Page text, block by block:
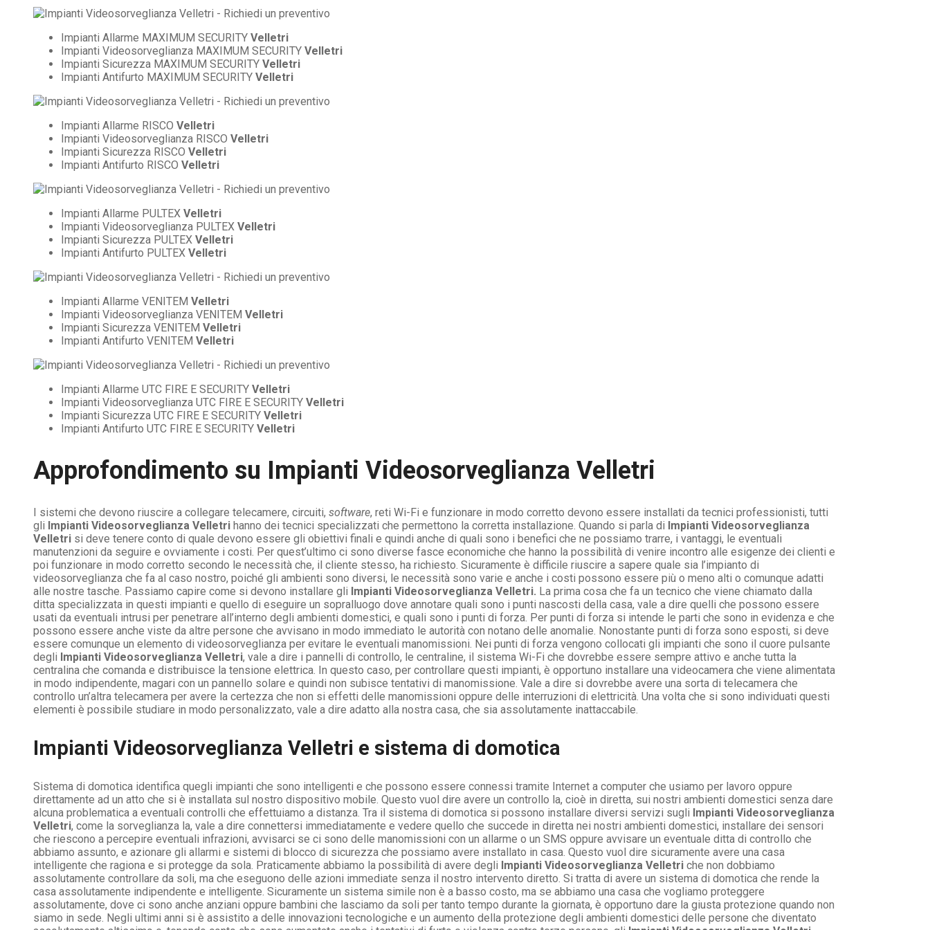
Impianti Allarme MAXIMUM SECURITY Velletri
Impianti Videosorveglianza MAXIMUM SECURITY Velletri
Impianti Sicurezza MAXIMUM SECURITY Velletri
Impianti Antifurto MAXIMUM SECURITY Velletri
Impianti Allarme RISCO Velletri
Impianti Videosorveglianza RISCO Velletri
Impianti Sicurezza RISCO Velletri
Impianti Antifurto RISCO Velletri
Impianti Allarme PULTEX Velletri
Impianti Videosorveglianza PULTEX Velletri
Impianti Sicurezza PULTEX Velletri
Impianti Antifurto PULTEX Velletri
Impianti Allarme VENITEM Velletri
Impianti Videosorveglianza VENITEM Velletri
Impianti Sicurezza VENITEM Velletri
Impianti Antifurto VENITEM Velletri
Impianti Allarme UTC FIRE E SECURITY Velletri
Impianti Videosorveglianza UTC FIRE E SECURITY Velletri
Impianti Sicurezza UTC FIRE E SECURITY Velletri
Impianti Antifurto UTC FIRE E SECURITY Velletri
Approfondimento su Impianti Videosorveglianza Velletri
I sistemi che devono riuscire a collegare telecamere, circuiti, software, reti Wi-Fi e funzionare in modo corretto devono essere installati da tecnici professionisti, tutti
gli Impianti Videosorveglianza Velletri hanno dei tecnici specializzati che permettono la corretta installazione. Quando si parla di Impianti Videosorveglianza
Velletri si deve tenere conto di quale devono essere gli obiettivi finali e quindi anche di quali sono i benefici che ne possiamo trarre, i vantaggi, le eventuali
manutenzioni da seguire e ovviamente i costi. Per quest’ultimo ci sono diverse fasce economiche che hanno la possibilità di venire incontro alle esigenze dei clienti e
poi funzionare in modo corretto secondo le necessità che, il cliente stesso, ha richiesto. Sicuramente è difficile riuscire a sapere quale sia l’impianto di
videosorveglianza che fa al caso nostro, poiché gli ambienti sono diversi, le necessità sono varie e anche i costi possono essere più o meno alti o comunque adatti
alle nostre tasche. Passiamo capire come si devono installare gli Impianti Videosorveglianza Velletri. La prima cosa che fa un tecnico che viene chiamato dalla
ditta specializzata in questi impianti e quello di eseguire un sopralluogo dove annotare quali sono i punti nascosti della casa, vale a dire quelli che possono essere
usati da eventuali intrusi per penetrare all’interno degli ambienti domestici, e quali sono i punti di forza. Per punti di forza si intende le parti che sono in evidenza e che
possono essere anche viste da altre persone che avvisano in modo immediato le autorità con notano delle anomalie. Nonostante punti di forza sono esposti, si deve
essere comunque un elemento di videosorveglianza per evitare le eventuali manomissioni. Nei punti di forza vengono collocati gli impianti che sono il cuore pulsante
degli Impianti Videosorveglianza Velletri, vale a dire i pannelli di controllo, le centraline, il sistema Wi-Fi che dovrebbe essere sempre attivo e anche tutta la
centralina che comanda e distribuisce la tensione elettrica. In questo caso, per controllare questi impianti, è opportuno installare una videocamera che viene alimentata
in modo indipendente, magari con un pannello solare e quindi non subisce tentativi di manomissione. Vale a dire si dovrebbe avere una sorta di telecamera che
controllo un’altra telecamera per avere la certezza che non si effetti delle manomissioni oppure delle interruzioni di elettricità. Una volta che si sono individuati questi
elementi è possibile studiare in modo personalizzato, vale a dire adatto alla nostra casa, che sia assolutamente inattaccabile.
Impianti Videosorveglianza Velletri e sistema di domotica
Sistema di domotica identifica quegli impianti che sono intelligenti e che possono essere connessi tramite Internet a computer che usiamo per lavoro oppure
direttamente ad un atto che si è installata sul nostro dispositivo mobile. Questo vuol dire avere un controllo la, cioè in diretta, sui nostri ambienti domestici senza dare
alcuna problematica a eventuali controlli che effettuiamo a distanza. Tra il sistema di domotica si possono installare diversi servizi sugli Impianti Videosorveglianza
Velletri, come la sorveglianza la, vale a dire connettersi immediatamente e vedere quello che succede in diretta nei nostri ambienti domestici, installare dei sensori
che riescono a percepire eventuali infrazioni, avvisarci se ci sono delle manomissioni con un allarme o un SMS oppure avvisare un eventuale ditta di controllo che
abbiamo assunto, e azionare gli allarmi e sistemi di blocco di sicurezza che possiamo avere installato in casa. Questo vuol dire sicuramente avere una casa
intelligente che ragiona e si protegge da sola. Praticamente abbiamo la possibilità di avere degli Impianti Videosorveglianza Velletri che non dobbiamo
assolutamente controllare da soli, ma che eseguono delle azioni immediate senza il nostro intervento diretto. Si tratta di avere un sistema di domotica che rende la
casa assolutamente indipendente e intelligente. Sicuramente un sistema simile non è a basso costo, ma se abbiamo una casa che vogliamo proteggere
assolutamente, dove ci sono anche anziani oppure bambini che lasciamo da soli per tanto tempo durante la giornata, è opportuno dare la giusta protezione quando non
siamo in sede. Negli ultimi anni si è assistito a delle innovazioni tecnologiche e un aumento della protezione degli ambienti domestici delle persone che diventato